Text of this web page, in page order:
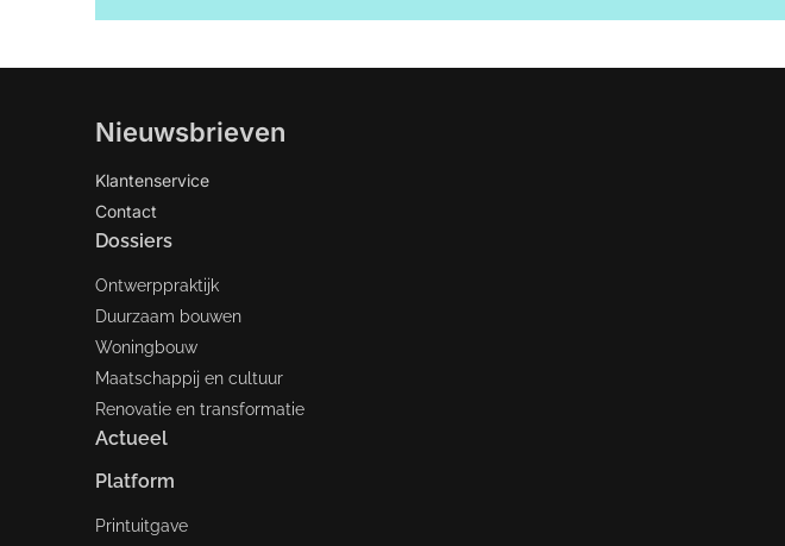
Nieuwsbrieven
Klantenservice
Contact
Dossiers
Ontwerppraktijk
Duurzaam bouwen
Woningbouw
Maatschappij en cultuur
Renovatie en transformatie
Actueel
Platform
Printuitgave